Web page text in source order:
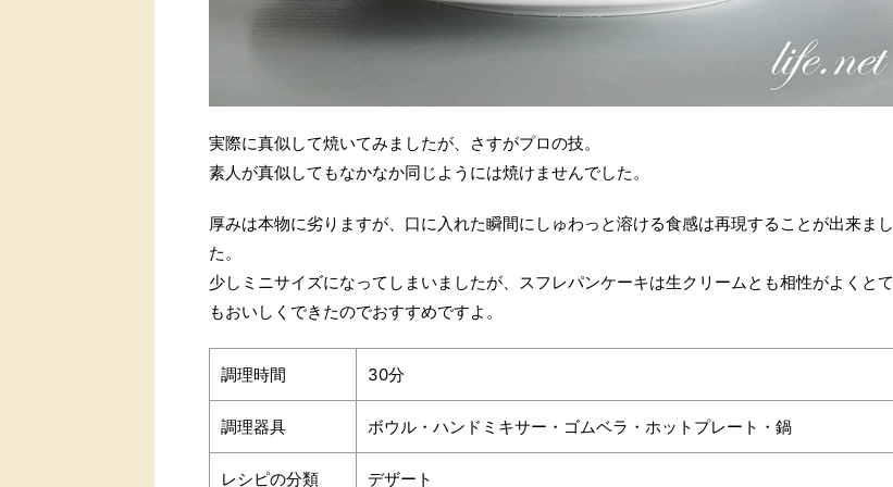
実際に真似して焼いてみましたが、さすがプロの技。
素人が真似してもなかなか同じようには焼けませんでした。
厚みは本物に劣りますが、口に入れた瞬間にしゅわっと溶ける食感は再現することが出来まし
た。
少しミニサイズになってしまいましたが、スフレパンケーキは生クリームとも相性がよくとて
もおいしくできたのでおすすめですよ。
調理時間 30分
調理器具 ボウル・ハンドミキサー・ゴムベラ・ホットプレート・鍋
レシピの分類 デザート